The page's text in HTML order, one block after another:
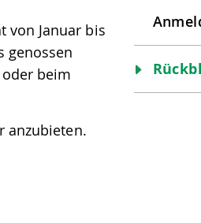
von Januar bis
genossen
beim
anzubieten.